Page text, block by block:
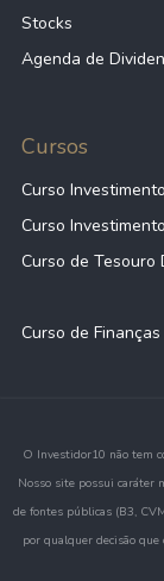
Stocks
Agenda de
Cursos
Curso
Curso
Curso de Tesouro
Curso de
O Investidor10 não tem
Nosso site possui caráter
de fontes públicas (B3,
por qualquer decisão